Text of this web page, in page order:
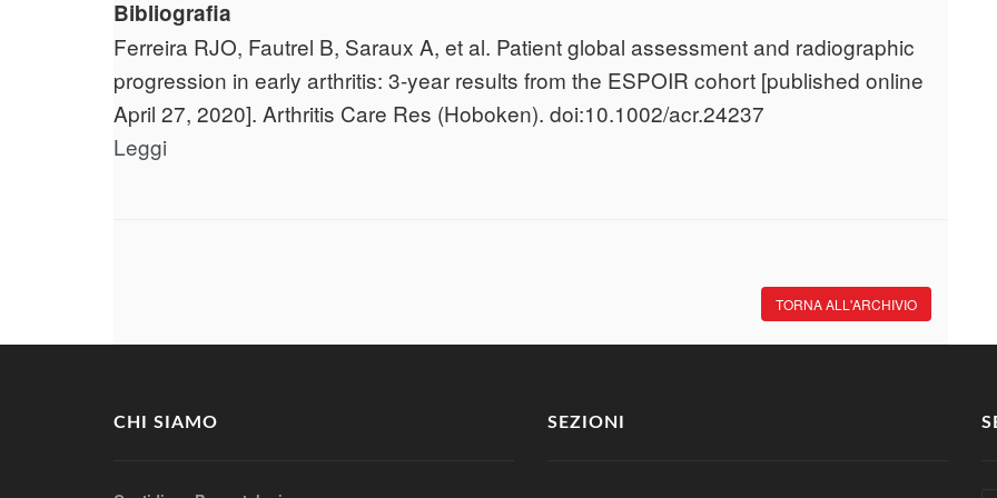
Bibliografia
Ferreira RJO, Fautrel B, Saraux A, et al. Patient global assessment and radiographic
progression in early arthritis: 3-year results from the ESPOIR cohort [published online
April 27, 2020]. Arthritis Care Res (Hoboken). doi:10.1002/acr.24237
Leggi
TORNA ALL'ARCHIVIO
CHI SIAMO SEZIONI